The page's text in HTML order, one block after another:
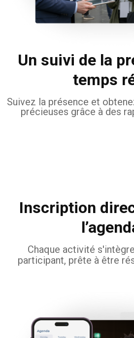
Un suivi de la
temps
Suivez la présence et
précieuses grâce à des
Inscription
Chaque activité
participant, prête à être